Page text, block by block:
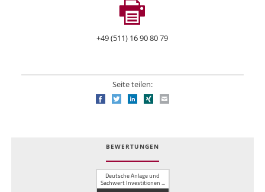
+49 (511) 16 90 80 79
Seite teilen:
FacebookTwitterLinkedIn
Xing
BEWERTUNGEN